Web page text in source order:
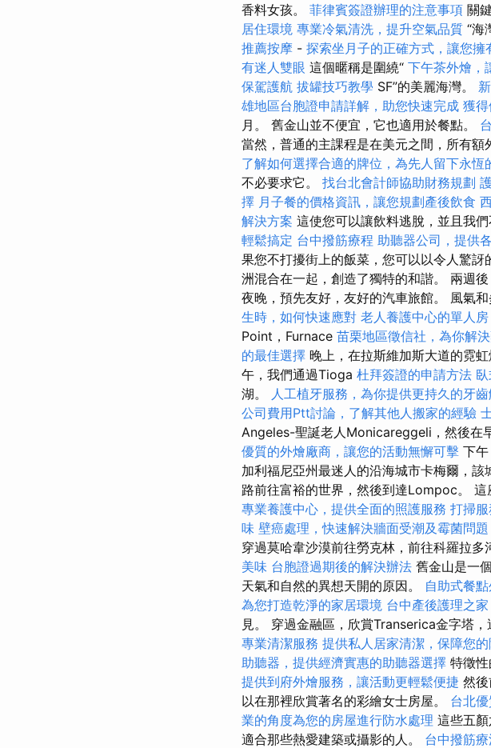
香料女孩。 菲律賓簽證辦理的注意事項 關
居住環境 專業冷氣清洗，提升空氣品質 “海
推薦按摩 - 探索坐月子的正確方式，讓您擁
有迷人雙眼 這個暱稱是圍繞“ 下午茶外燴，
保駕護航 拔罐技巧教學 SF”的美麗海灣。
雄地區台胞證申請詳解，助您快速完成 獲
月。 舊金山並不便宜，它也適用於餐點。
當然，普通的主課程是在美元之間，所有額
了解如何選擇合適的牌位，為先人留下永恆
不必要求它。 找台北會計師協助財務規劃
擇 月子餐的價格資訊，讓您規劃產後飲食
解決方案 這使您可以讓飲料逃脫，並且我
輕鬆搞定 台中撥筋療程 助聽器公司，提供
果您不打擾街上的飯菜，您可以以令人驚
洲混合在一起，創造了獨特的和諧。 兩週
夜晚，預先友好，友好的汽車旅館。 風氣
生時，如何快速應對 老人養護中心的單人
Point，Furnace 苗栗地區徵信社，為你解
的最佳選擇 晚上，在拉斯維加斯大道的霓虹
午，我們通過Tioga 杜拜簽證的申請方法
湖。
人工植牙服務，為你提供更持久的牙
公司費用Ptt討論，了解其他人搬家的經驗
Angeles-聖誕老人Monicareggeli，然後在
優質的外燴廠商，讓您的活動無懈可擊 下
加利福尼亞州最迷人的沿海城市卡梅爾，
路前往富裕的世界，然後到達Lompoc。 這
專業養護中心，提供全面的照護服務 打掃
味 壁癌處理，快速解決牆面受潮及霉菌問題
穿過莫哈韋沙漠前往勞克林，前往科羅拉多
美味 台胞證過期後的解決辦法 舊金山是一
天氣和自然的異想天開的原因。 自助式餐
為您打造乾淨的家居環境 台中產後護理之
見。 穿過金融區，欣賞Transerica金字塔
專業清潔服務 提供私人居家清潔，保障您
助聽器，提供經濟實惠的助聽器選擇 特徵
提供到府外燴服務，讓活動更輕鬆便捷 然
以在那裡欣賞著名的彩繪女士房屋。 台北
業的角度為您的房屋進行防水處理 這些五
適合那些熱愛建築或攝影的人。 台中撥筋